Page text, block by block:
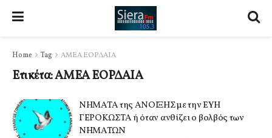
Home Tag ΑΜΕΑ ΕΟΡΔΑΙΑ
Ετικέτα:ΑΜΕΑ ΕΟΡΔΑΙΑ
ΝΗΜΑΤΑ της ΑΝΟΙΞΗΣ με την ΕΥΗ
ΓΕΡΟΚΩΣΤΑ ή όταν ανθίζει ο βολβός των
ΝΗΜΑΤΩΝ